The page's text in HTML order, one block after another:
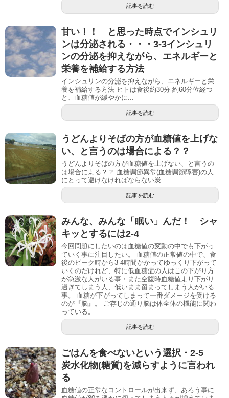
記事を読む
甘い！！ と思った時点でインシュリ
ンは分泌される・・・3-3インシュリ
ンの分泌を抑えながら、エネルギーと
栄養を補給する方法
インシュリンの分泌を抑えながら、エネルギーと栄
養を補給する方法 ヒトは食後約30分-約60分位経つ
と、血糖値が緩やかに...
記事を読む
うどんよりそばの方が血糖値を上げな
い、と言うのは場合による？？
うどんよりそばの方が血糖値を上げない、と言うの
は場合による？？ 血糖調節異常(血糖調節障害)の人
にとって避けなければならない炭...
記事を読む
みんな、みんな「眠い」んだ！ シャ
キッとするには2-4
今回問題にしたいのは血糖値の変動の中でも下がっ
ていく事に注目したい。 血糖値の正常値の中で、食
後のピーク時から3-4時間かかってゆっくり下がって
いくのだけれど、特に低血糖症の人はこの下がり方
が急激な人がいる事・また空腹時血糖値より下がり
過ぎてしまう人、低いまま留まってしまう人がいる
事。 血糖が下がってしまって一番ダメージを受ける
のが『脳』。 ご存じの通り脳は体全体の機能に関わ
っている。
記事を読む
ごはんを食べないという選択・2-5
炭水化物(糖質)を減らすように言われ
る
血糖値の正常なコントロールが出来ず、あろう事に